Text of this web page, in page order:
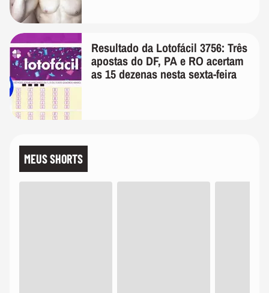
Resultado da Lotofácil 3756: Três
apostas do DF, PA e RO acertam
as 15 dezenas nesta sexta-feira
MEUS SHORTS